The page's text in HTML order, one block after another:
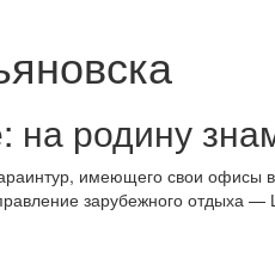
родину
имеющего свои офисы
зарубежного отдыха